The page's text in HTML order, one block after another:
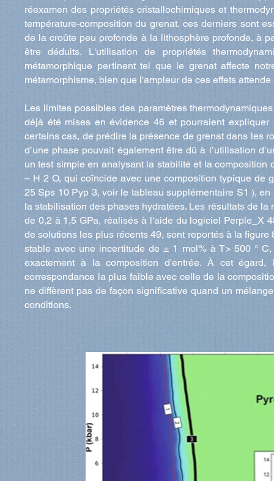
réexamen des propriétés cristallochimiques et
température-composition du grenat, ces derniers sont
de la croûte peu profonde à la lithosphère profonde, à
être déduits. L'utilisation de propriétés
métamorphique pertinent tel que le grenat affecte
métamorphisme, bien que l'ampleur de ces effets
Les limites possibles des paramètres
déjà été mises en évidence 46 et pourraient
certains cas, de prédire la présence de grenat dans les
d’une phase pouvait également être dû à l’utilisation
un test simple en analysant la stabilité et la
– H 2 O, qui coïncide avec une composition typique de
25 Sps 10 Pyp 3, voir le tableau supplémentaire S1 ),
la stabilisation des phases hydratées. Les résultats de
de 0,2 à 1,5 GPa, réalisés à l'aide du logiciel Perple_X
de solutions les plus récents 49, sont reportés à la
stable avec une incertitude de ± 1 mol% à T> 500 °
exactement à la composition d'entrée. À cet
correspondance la plus faible avec celle de la
ne diffèrent pas de façon significative quand un
conditions.